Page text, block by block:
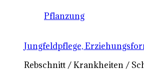
Pflanzung
Jungfeldpflege,
Rebschnitt / Krankheiten /